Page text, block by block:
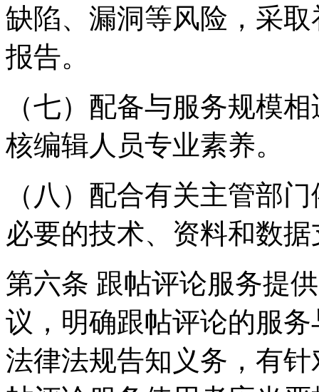
缺陷、漏洞等风险，采
报告。
（七）配备与服务规模
核编辑人员专业素养。
（八）配合有关主管部
必要的技术、资料和数
第六条 跟帖评论服务提
议，明确跟帖评论的服
法律法规告知义务，有